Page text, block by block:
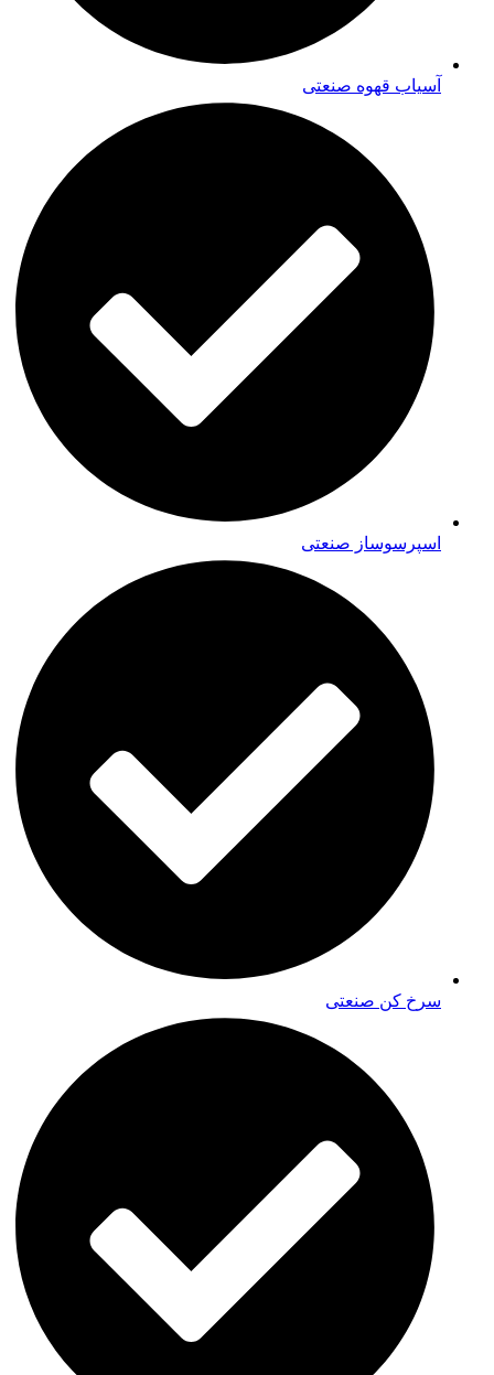
آسیاب قهوه صنعتی
اسپرسوساز صنعتی
سرخ کن صنعتی